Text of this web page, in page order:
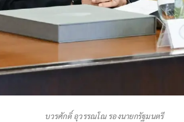
บวรศักดิ์ อุวรรณโณ รองนายกรัฐมนตรี